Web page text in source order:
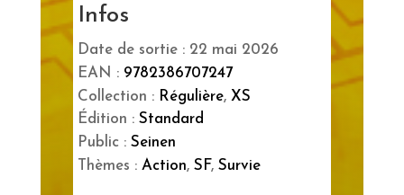
Infos
Date de sortie : 22 mai 2026
EAN : 9782386707247
Collection : Régulière,XS
Édition :Standard
Public :Seinen
Thèmes :Action,SF,Survie